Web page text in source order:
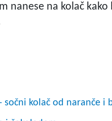
nanese na kolač kako
sočni kolač od naranče i